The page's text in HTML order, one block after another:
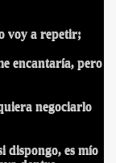
voy a repetir;
encantaría, pero
negociarlo
dispongo, es mío